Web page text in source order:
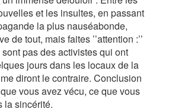
et les insultes, en passant
la plus nauséabonde,
de tout, mais faites ’’attention :’’
pas des activistes qui ont
jours dans les locaux de la
diront le contraire. Conclusion
vous avez vécu, ce que vous
la sincérité.